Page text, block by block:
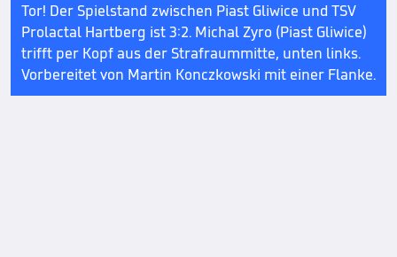
Tor! Der Spielstand zwischen Piast Gliwice und TSV
Prolactal Hartberg ist 3:2. Michal Zyro (Piast Gliwice)
trifft per Kopf aus der Strafraummitte, unten links.
Vorbereitet von Martin Konczkowski mit einer Flanke.